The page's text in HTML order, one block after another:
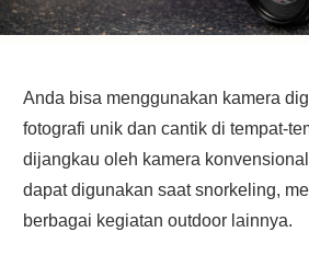
Anda bisa menggunakan kamera
fotografi unik dan cantik di tempat-
dijangkau oleh kamera
dapat digunakan saat snorkeling,
berbagai kegiatan outdoor lainnya.